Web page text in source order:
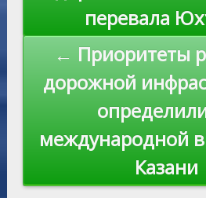
перевала
← Приоритеты
дорожной
международной
Казани